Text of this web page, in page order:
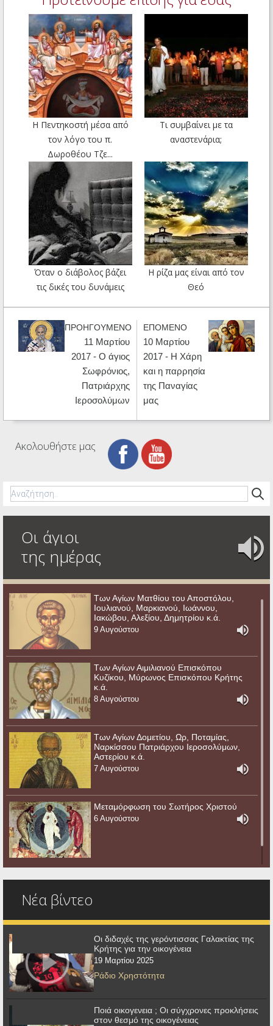
H Πεντηκοστή μέσα από
τον λόγο του π.
Δωροθέου Τζε...
Τι συμβαίνει με τα
αναστενάρια;
Όταν ο διάβολος βάζει
τις δικές του δυνάμεις
Η ρίζα μας είναι από τον
Θεό
ΠΡΟΗΓΟΥΜΕΝΟ
11 Μαρτίου
2017 - Ο άγιος
Σωφρόνιος,
Πατριάρχης
Ιεροσολύμων
ΕΠΟΜΕΝΟ
10 Μαρτίου
2017 - Η Χάρη
και η παρρησία
της Παναγίας
μας
Ακολουθήστε μας
Οι άγιοι
της ημέρας
Των Αγίων Ματθίου του Αποστόλου,
Ιουλιανού, Μαρκιανού, Ιωάννου,
Ιακώβου, Αλεξίου, Δημητρίου κ.ά.
9 Αυγούστου
Των Αγίων Αιμιλιανού Επισκόπου
Κυζίκου, Μύρωνος Επισκόπου Κρήτης
κ.ά.
8 Αυγούστου
Των Αγίων Δομετίου, Ωρ, Ποταμίας,
Ναρκίσσου Πατριάρχου Ιεροσολύμων,
Αστερίου κ.ά.
7 Αυγούστου
Μεταμόρφωση του Σωτήρος Χριστού
6 Αυγούστου
Νέα βίντεο
Οι διδαχές της γερόντισσας Γαλακτίας της
Κρήτης για την οικογένεια
19 Μαρτίου 2025
Ράδιο Χρηστότητα
Ποιά οικογενεια ; Οι σύγχρονες προκλήσεις
στον θεσμό της οικογένειας